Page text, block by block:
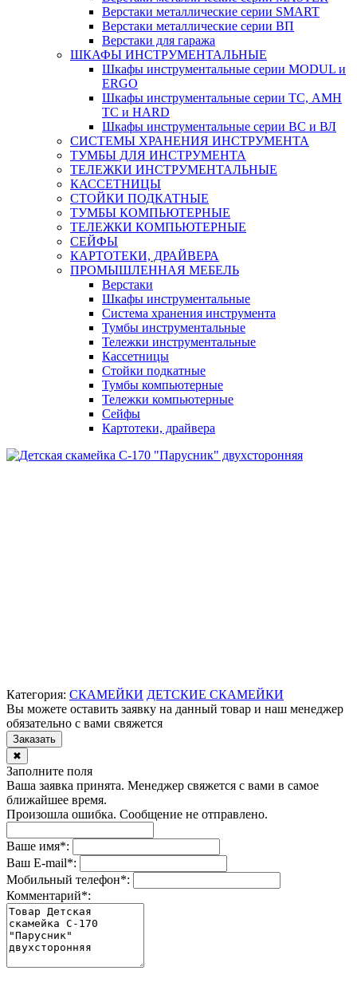
Верстаки металлические серии SMART
Верстаки металлические серии ВП
Верстаки для гаража
ШКАФЫ ИНСТРУМЕНТАЛЬНЫЕ
Шкафы инструментальные серии MODUL и
ERGO
Шкафы инструментальные серии ТС, АМН
ТС и HARD
Шкафы инструментальные серии ВС и ВЛ
СИСТЕМЫ ХРАНЕНИЯ ИНСТРУМЕНТА
ТУМБЫ ДЛЯ ИНСТРУМЕНТА
ТЕЛЕЖКИ ИНСТРУМЕНТАЛЬНЫЕ
КАССЕТНИЦЫ
СТОЙКИ ПОДКАТНЫЕ
ТУМБЫ КОМПЬЮТЕРНЫЕ
ТЕЛЕЖКИ КОМПЬЮТЕРНЫЕ
СЕЙФЫ
КАРТОТЕКИ, ДРАЙВЕРА
ПРОМЫШЛЕННАЯ МЕБЕЛЬ
Верстаки
Шкафы инструментальные
Система хранения инструмента
Тумбы инструментальные
Тележки инструментальные
Кассетницы
Стойки подкатные
Тумбы компьютерные
Тележки компьютерные
Сейфы
Картотеки, драйвера
Категория: СКАМЕЙКИ ДЕТСКИЕ СКАМЕЙКИ
Вы можете оставить заявку на данный товар и наш менеджер
обязательно с вами свяжется
Заказать
✖
Заполните поля
Ваша заявка принята. Менеджер свяжется с вами в самое
ближайшее время.
Произошла ошибка. Сообщение не отправлено.
Ваше имя*:
Ваш E-mail*:
Мобильный телефон*:
Комментарий*: